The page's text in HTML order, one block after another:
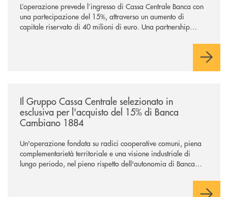
L’operazione prevede l’ingresso di Cassa Centrale Banca con
una partecipazione del 15%, attraverso un aumento di
capitale riservato di 40 milioni di euro. Una partnership
comuni e sulla prossimità ai territori, per ampliare l’offerta e
Il Gruppo Cassa Centrale selezionato in
esclusiva per l'acquisto del 15% di Banca
Cambiano 1884
Un'operazione fondata su radici cooperative comuni, piena
complementarietà territoriale e una visione industriale di
lungo periodo, nel pieno rispetto dell'autonomia di Banca
negoziazione esclusiva per la finalizzazione dell’operazione.